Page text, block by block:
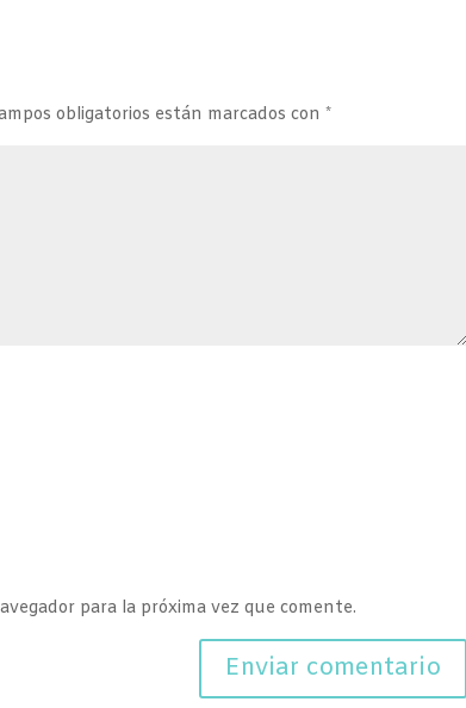
obligatorios están marcados con*
para la próxima vez que comente.